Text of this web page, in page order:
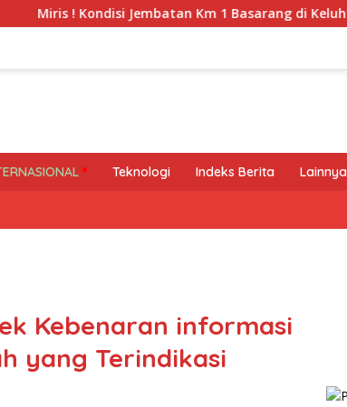
Kondisi Jembatan Km 1 Basarang di Keluhkan Warga
Teknologi Indeks Berita Lainnya
Kebenaran informasi
yang Terindikasi